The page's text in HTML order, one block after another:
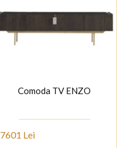
Comoda TV ENZO
7601 Lei